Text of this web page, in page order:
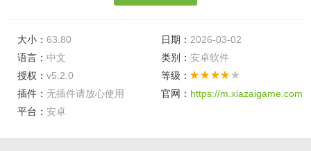
大小： 63.80 日期： 2026-03-02
语言： 中文 类别： 安卓软件
授权： v5.2.0
等级：
插件： 无插件请放心使用 官网： https://m.xiazaigame.com
平台： 安卓